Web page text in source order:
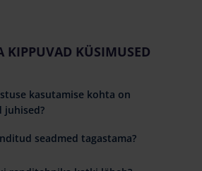
KIPPUVAD KÜSIMUSED
kasutamise kohta on
juhised?
seadmed tagastama?